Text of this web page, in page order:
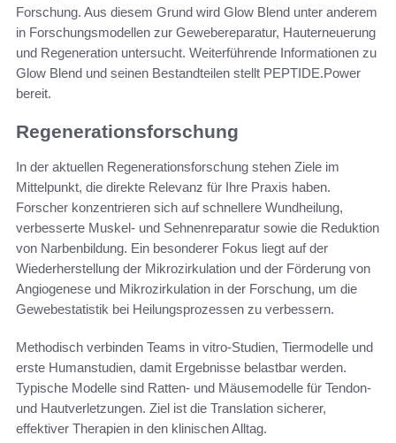
Forschung. Aus diesem Grund wird Glow Blend unter anderem
in Forschungsmodellen zur Gewebereparatur, Hauterneuerung
und Regeneration untersucht. Weiterführende Informationen zu
Glow Blend und seinen Bestandteilen stellt PEPTIDE.Power
bereit.
Regenerationsforschung
In der aktuellen Regenerationsforschung stehen Ziele im
Mittelpunkt, die direkte Relevanz für Ihre Praxis haben.
Forscher konzentrieren sich auf schnellere Wundheilung,
verbesserte Muskel- und Sehnenreparatur sowie die Reduktion
von Narbenbildung. Ein besonderer Fokus liegt auf der
Wiederherstellung der Mikrozirkulation und der Förderung von
Angiogenese und Mikrozirkulation in der Forschung, um die
Gewebestatistik bei Heilungsprozessen zu verbessern.
Methodisch verbinden Teams in vitro-Studien, Tiermodelle und
erste Humanstudien, damit Ergebnisse belastbar werden.
Typische Modelle sind Ratten- und Mäusemodelle für Tendon-
und Hautverletzungen. Ziel ist die Translation sicherer,
effektiver Therapien in den klinischen Alltag.